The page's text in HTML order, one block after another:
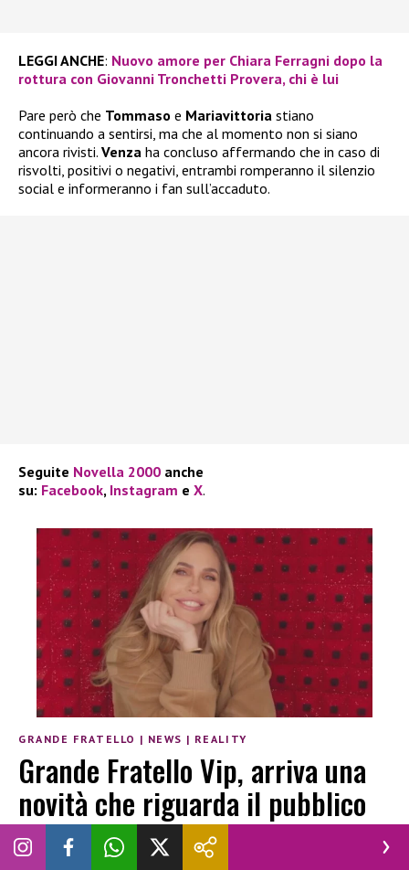
LEGGI ANCHE: Nuovo amore per Chiara Ferragni dopo la
rottura con Giovanni Tronchetti Provera, chi è lui
Pare però che Tommaso e Mariavittoria stiano
continuando a sentirsi, ma che al momento non si siano
ancora rivisti. Venza ha concluso affermando che in caso di
risvolti, positivi o negativi, entrambi romperanno il silenzio
social e informeranno i fan sull’accaduto.
Seguite Novella 2000 anche
su: Facebook, Instagram e X.
GRANDE FRATELLO | NEWS | REALITY
Grande Fratello Vip, arriva una
novità che riguarda il pubblico
VINCENZO CHIANESE 10 MARZO 2026